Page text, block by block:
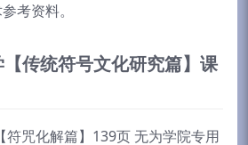
考资料。
传统符号文化研究篇】课